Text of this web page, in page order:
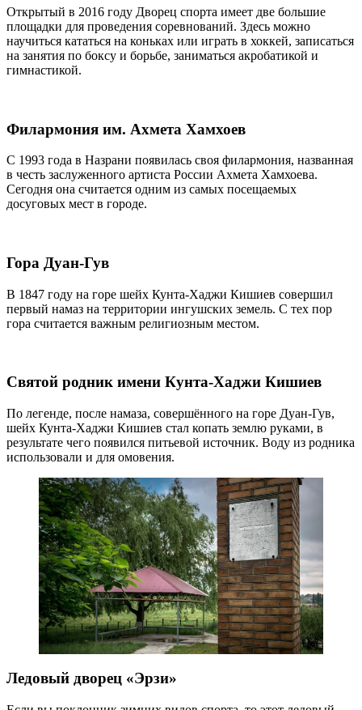
Открытый в 2016 году Дворец спорта имеет две большие
площадки для проведения соревнований. Здесь можно
научиться кататься на коньках или играть в хоккей, записаться
на занятия по боксу и борьбе, заниматься акробатикой и
гимнастикой.
Филармония им. Ахмета Хамхоев
С 1993 года в Назрани появилась своя филармония, названная
в честь заслуженного артиста России Ахмета Хамхоева.
Сегодня она считается одним из самых посещаемых
досуговых мест в городе.
Гора Дуан-Гув
В 1847 году на горе шейх Кунта-Хаджи Кишиев совершил
первый намаз на территории ингушских земель. С тех пор
гора считается важным религиозным местом.
Святой родник имени Кунта-Хаджи Кишиев
По легенде, после намаза, совершённого на горе Дуан-Гув,
шейх Кунта-Хаджи Кишиев стал копать землю руками, в
результате чего появился питьевой источник. Воду из родника
использовали и для омовения.
Ледовый дворец «Эрзи»